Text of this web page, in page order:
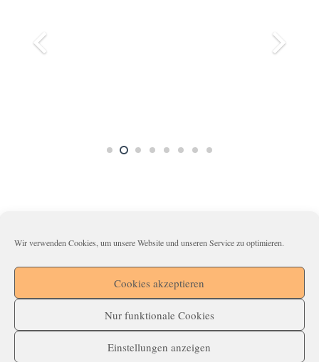
Wir verwenden Cookies, um unsere Website und unseren Service zu optimieren.
Cookies akzeptieren
Nur funktionale Cookies
Einstellungen anzeigen
Datenschutzerklärung
Cookie-Richtlinie (EU)